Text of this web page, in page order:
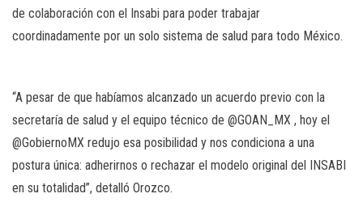
de colaboración con el Insabi para poder trabajar
coordinadamente por un solo sistema de salud para todo México.
“A pesar de que habíamos alcanzado un acuerdo previo con la
secretaría de salud y el equipo técnico de @GOAN_MX , hoy el
@GobiernoMX redujo esa posibilidad y nos condiciona a una
postura única: adherirnos o rechazar el modelo original del INSABI
en su totalidad”, detalló Orozco.